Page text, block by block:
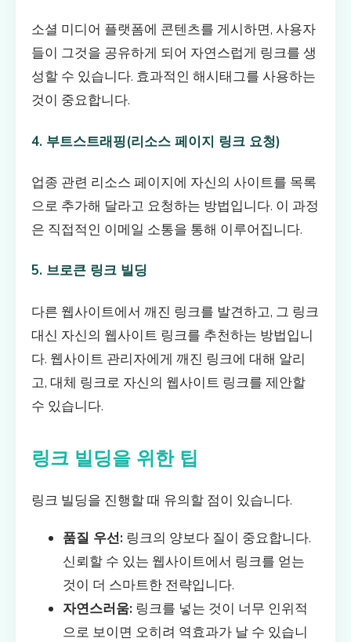
소셜 미디어 플랫폼에 콘텐츠를 게시하면, 사용자
들이 그것을 공유하게 되어 자연스럽게 링크를 생
성할 수 있습니다. 효과적인 해시태그를 사용하는
것이 중요합니다.
4. 부트스트래핑(리소스 페이지 링크 요청)
업종 관련 리소스 페이지에 자신의 사이트를 목록
으로 추가해 달라고 요청하는 방법입니다. 이 과정
은 직접적인 이메일 소통을 통해 이루어집니다.
5. 브로큰 링크 빌딩
다른 웹사이트에서 깨진 링크를 발견하고, 그 링크
대신 자신의 웹사이트 링크를 추천하는 방법입니
다. 웹사이트 관리자에게 깨진 링크에 대해 알리
고, 대체 링크로 자신의 웹사이트 링크를 제안할
수 있습니다.
링크 빌딩을 위한 팁
링크 빌딩을 진행할 때 유의할 점이 있습니다.
품질 우선: 링크의 양보다 질이 중요합니다.
신뢰할 수 있는 웹사이트에서 링크를 얻는
것이 더 스마트한 전략입니다.
자연스러움: 링크를 넣는 것이 너무 인위적
으로 보이면 오히려 역효과가 날 수 있습니